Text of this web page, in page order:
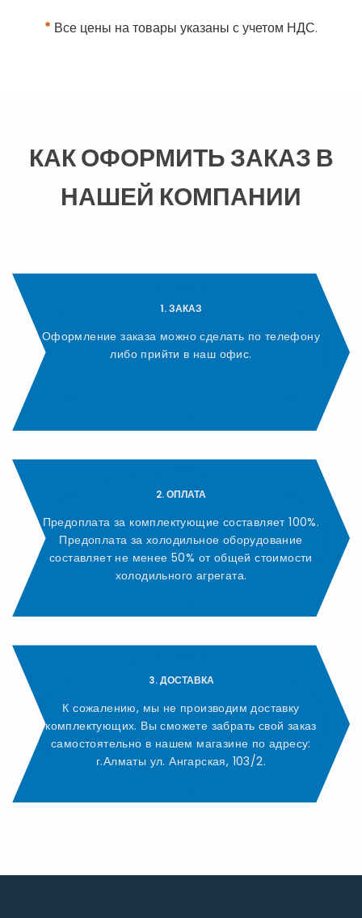
* Все цены на товары указаны с учетом НДС.
КАК ОФОРМИТЬ ЗАКАЗ В
НАШЕЙ КОМПАНИИ
1. ЗАКАЗ
Оформление заказа можно сделать по телефону
либо прийти в наш офис.
2. ОПЛАТА
Предоплата за комплектующие составляет 100%.
Предоплата за холодильное оборудование
составляет не менее 50% от общей стоимости
холодильного агрегата.
3. ДОСТАВКА
К сожалению, мы не производим доставку
комплектующих. Вы сможете забрать свой заказ
самостоятельно в нашем магазине по адресу:
г.Алматы ул. Ангарская, 103/2.